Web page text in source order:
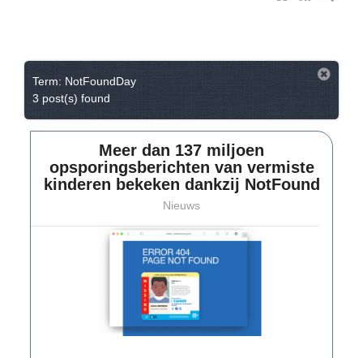
Term: NotFoundDay
3 post(s) found
Meer dan 137 miljoen
opsporingsberichten van vermiste
kinderen bekeken dankzij NotFound
Nieuws